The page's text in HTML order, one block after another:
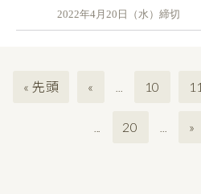
2022年4月20日（水）締切
« 先頭 « ... 10 11
... 20 ... »